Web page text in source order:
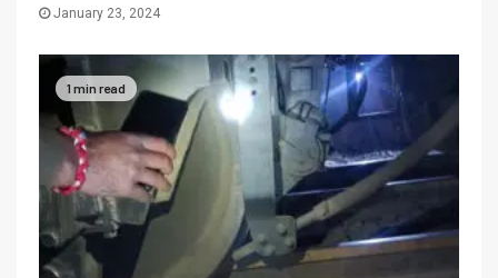
January 23, 2024
1 min read